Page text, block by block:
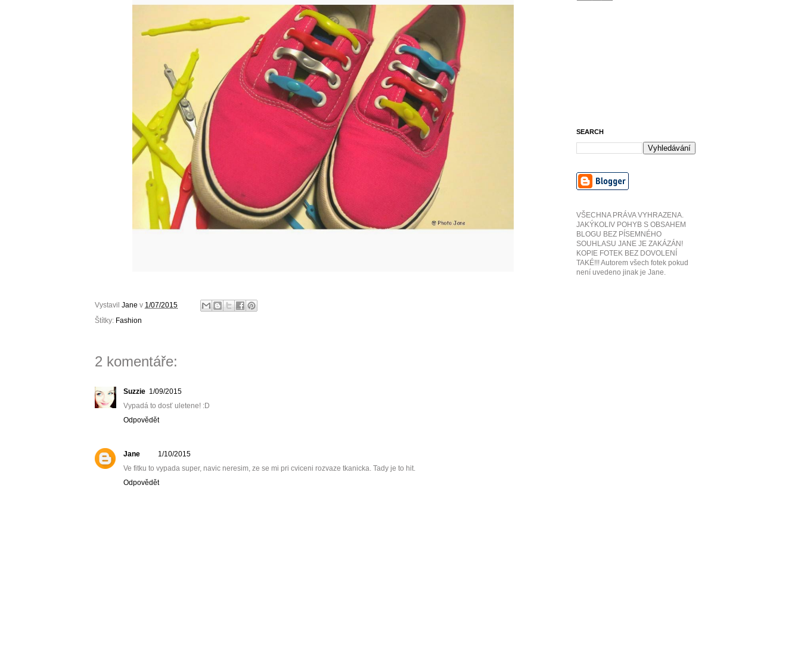
Vystavil Jane v 1/07/2015
Štítky: Fashion
2 komentáře:
Suzzie 1/09/2015
Vypadá to dosť uletene! :D
Odpovědět
Jane
1/10/2015
Ve fitku to vypada super, navic neresim, ze se mi pri cviceni rozvaze tkanicka. Tady je to hit.
Odpovědět
SEARCH
VŠECHNA PRÁVA VYHRAZENA.
JAKÝKOLIV POHYB S OBSAHEM
BLOGU BEZ PÍSEMNÉHO
SOUHLASU JANE JE ZAKÁZÁN!
KOPIE FOTEK BEZ DOVOLENÍ
TAKÉ!!! Autorem všech fotek pokud
není uvedeno jinak je Jane.